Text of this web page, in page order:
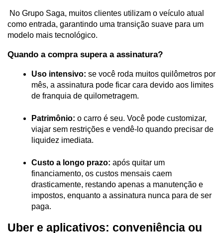
No Grupo Saga, muitos clientes utilizam o veículo atual
como entrada, garantindo uma transição suave para um
modelo mais tecnológico.
Quando a compra supera a assinatura?
Uso intensivo: se você roda muitos quilômetros por
mês, a assinatura pode ficar cara devido aos limites
de franquia de quilometragem.
Patrimônio: o carro é seu. Você pode customizar,
viajar sem restrições e vendê-lo quando precisar de
liquidez imediata.
Custo a longo prazo: após quitar um
financiamento, os custos mensais caem
drasticamente, restando apenas a manutenção e
impostos, enquanto a assinatura nunca para de ser
paga.
Uber e aplicativos: conveniência ou